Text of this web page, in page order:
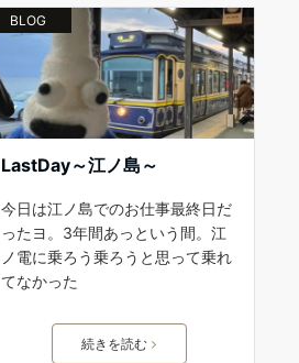
BLOG
LastDay～江ノ島～
今日は江ノ島でのお仕事最終日だ
ったヨ。3年間あっという間。江
ノ電に乗ろう乗ろうと思って乗れ
てなかった
続きを読む